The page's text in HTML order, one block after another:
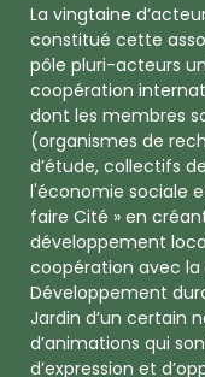
La vingtaine
constitué cette
pôle pluri-acteurs
coopération
dont les membres
(organismes de
d’étude, collectifs
l'économie sociale
faire Cité » en
développement
coopération avec la
Développement
Jardin d’un certain
d’animations qui
d’expression et